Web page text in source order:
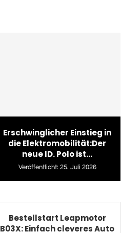
Erschwinglicher Einstieg in
die Elektromobilität:Der
neue ID. Polo ist...
Veröffentlicht: 25. Juli 2026
Bestellstart Leapmotor
B03X: Einfach cleveres Auto